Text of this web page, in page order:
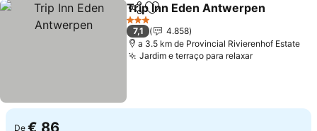
PartilharAdicionar aos favoritos
Trip Inn Eden Antwerpen
3 Estrelas
7,1
4.858
a 3.5 km de Provincial Rivierenhof Estate
Jardim e terraço para relaxarVer preços
De € 86